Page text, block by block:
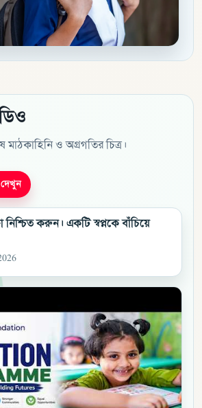
মাঠকাহিনি ও অগ্রগতির চিত্র।
করুন। একটি স্বপ্নকে বাঁচিয়ে